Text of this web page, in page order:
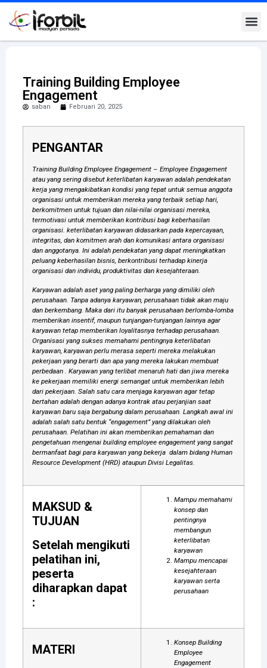
Training Building Employee
Engagement
saban Februari 20, 2025
PENGANTAR
Training Building Employee Engagement – Employee Engagement
atau yang sering disebut keterlibatan karyawan adalah pendekatan
kerja yang mengakibatkan kondisi yang tepat untuk semua anggota
organisasi untuk memberikan mereka yang terbaik setiap hari,
berkomitmen untuk tujuan dan nilai-nilai organisasi mereka,
termotivasi untuk memberikan kontribusi bagi keberhasilan
organisasi. keterlibatan karyawan didasarkan pada kepercayaan,
integritas, dan komitmen arah dan komunikasi antara organisasi
dan anggotanya. Ini adalah pendekatan yang dapat meningkatkan
peluang keberhasilan bisnis, berkontribusi terhadap kinerja
organisasi dan individu, produktivitas dan kesejahteraan.
Karyawan adalah aset yang paling berharga yang dimiliki oleh
perusahaan. Tanpa adanya karyawan, perusahaan tidak akan maju
dan berkembang. Maka dari itu banyak perusahaan berlomba-lomba
memberikan insentif, maupun tunjangan-tunjangan lainnya agar
karyawan tetap memberikan loyalitasnya terhadap perusahaan.
Organisasi yang sukses memahami pentingnya keterlibatan
karyawan, karyawan perlu merasa seperti mereka melakukan
pekerjaan yang berarti dan apa yang mereka lakukan membuat
perbedaan . Karyawan yang terlibat menaruh hati dan jiwa mereka
ke pekerjaan memiliki energi semangat untuk memberikan lebih
dari pekerjaan. Salah satu cara menjaga karyawan agar tetap
bertahan adalah dengan adanya kontrak atau perjanjian saat
karyawan baru saja bergabung dalam perusahaan. Langkah awal ini
adalah salah satu bentuk “engagement” yang dilakukan oleh
perusahaan. Pelatihan ini akan memberikan pemahaman dan
pengetahuan mengenai building employee engagement yang sangat
bermanfaat bagi para karyawan yang bekerja dalam bidang Human
Resource Development (HRD) ataupun Divisi Legalitas.
MAKSUD &
TUJUAN
Setelah mengikuti
pelatihan ini,
peserta
diharapkan dapat
:
Mampu memahami
konsep dan
pentingnya
membangun
keterlibatan
karyawan
Mampu mencapai
kesejahteraan
karyawan serta
perusahaan
MATERI
Konsep Building
Employee
Engagement